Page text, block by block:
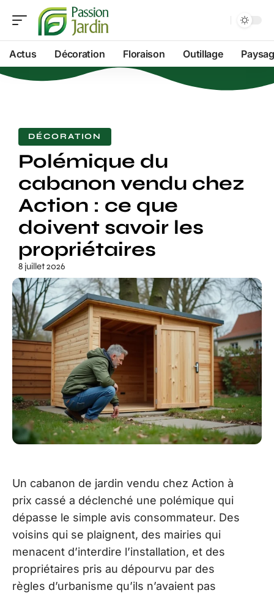
Actus Décoration Floraison Outillage
DÉCORATION
Polémique du
cabanon vendu chez
Action : ce que
doivent savoir les
propriétaires
8 juillet 2026
Un cabanon de jardin vendu chez Action à
prix cassé a déclenché une polémique qui
dépasse le simple avis consommateur. Des
voisins qui se plaignent, des mairies qui
menacent d’interdire l’installation, et des
propriétaires pris au dépourvu par des
règles d’urbanisme qu’ils n’avaient pas